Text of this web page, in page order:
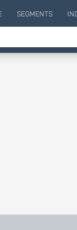
SEGMENTS